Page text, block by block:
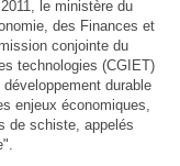
le ministère du
des Finances et
conjointe du
technologies (CGIET)
durable
enjeux économiques,
de schiste, appelés